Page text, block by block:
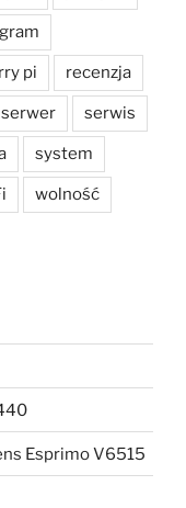
pi recenzja
serwer serwis
system
wolność
Esprimo V6515